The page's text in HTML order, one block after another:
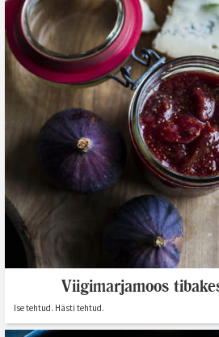
Viigimarjamoos
Ise tehtud. Hästi tehtud.